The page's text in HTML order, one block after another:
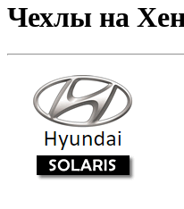
Чехлы на